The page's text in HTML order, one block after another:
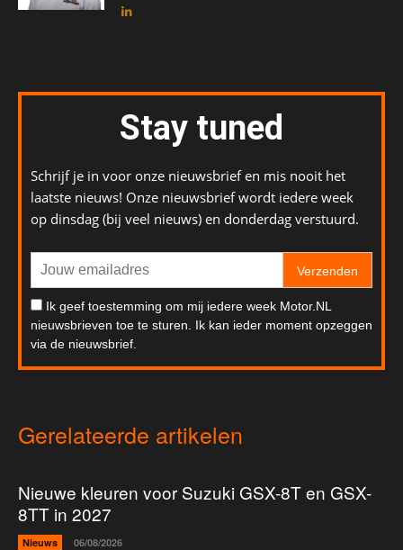
Stay tuned
Schrijf je in voor onze nieuwsbrief en mis nooit het
laatste nieuws! Onze nieuwsbrief wordt iedere week
op dinsdag (bij veel nieuws) en donderdag verstuurd.
Verzenden
Ik geef toestemming om mij iedere week Motor.NL
nieuwsbrieven toe te sturen. Ik kan ieder moment opzeggen
via de nieuwsbrief.
Gerelateerde artikelen
Nieuwe kleuren voor Suzuki GSX-8T en GSX-
8TT in 2027
Nieuws 06/08/2026